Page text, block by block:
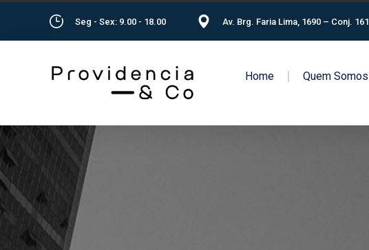
Seg - Sex: 9.00 - 18.00 Av. Brg. Faria Lima, 1690 – Conj. 161
Home Quem Somos